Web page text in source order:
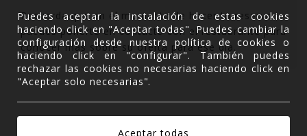
Recuerda que en el momento de hacer tu reserva
puedes ponerte en contacto con el restaurante para
conocer más sobre su oferta para ese día.
Puedes aceptar la instalación de estas cookies
haciendo click en "Aceptar todas". Puedes cambiar la
configuración desde nuestra política de cookies o
haciendo click en "configurar". También puedes
rechazar las cookies no necesarias haciendo click en
"Aceptar solo necesarias".